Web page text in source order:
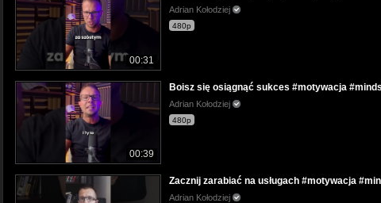
00:31
Adrian Kołodziej
480p
00:39
Boisz się osiągnąć sukces #motywacja
Adrian Kołodziej
480p
Zacznij zarabiać na usługach #motywacja
Adrian Kołodziej